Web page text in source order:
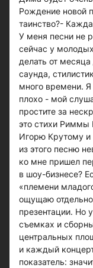
Рождение новой
таинство?-
У меня песни не
сейчас у
делать от
саунда,
много времени. Я
плохо - мой
простите за
это стихи Риммы
Игорю Крутому и
из этого песню
ко мне пришел
в шоу-бизнесе?
«племени
ощущаю отдельно
презентации. Но
съемках и
центральных
и каждый
показатель: